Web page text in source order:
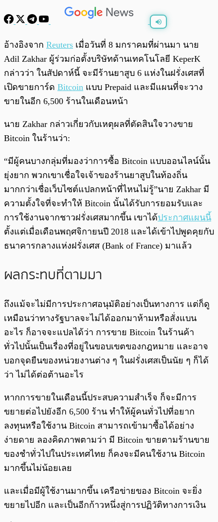
อ้างอิงจาก Reuters เมื่อวันที่ 8 มกราคมที่ผ่านมา นาย
Adil Zakhar ผู้ร่วมก่อตั้งบริษัทด้านเทคโนโลยี KeperK
กล่าวว่า ในสัปดาห์นี้ จะมีร้านยาสูบ 6 แห่งในฝรั่งเศสที่
เปิดขายการ์ด Bitcoin แบบ Prepaid และมีแผนที่จะวาง
ขายในอีก 6,500 ร้านในเดือนหน้า
นาย Zakhar กล่าวเกี่ยวกับเหตุผลที่ตัดสินใจวางขาย
Bitcoin ในร้านว่า:
“มีผู้คนบางกลุ่มที่มองว่าการซื้อ Bitcoin แบบออนไลน์นั้น
ยุ่งยาก พวกเขาเชื่อใจเจ้าของร้านยาสูบในท้องถิ่น
มากกว่าเชื่อเว็บไซต์แปลกหน้าที่ไหนไม่รู้”นาย Zakhar มี
ความตั้งใจที่จะทำให้ Bitcoin นั้นได้รับการยอมรับและ
การใช้งานจากชาวฝรั่งเศสมากขึ้น เขาได้ประกาศแผนนี้
ตั้งแต่เมื่อเดือนพฤศจิกายนปี 2018 และได้เข้าไปพูดคุยกับ
ธนาคารกลางแห่งฝรั่งเศส (Bank of France) มาแล้ว
ผลกระทบที่ตามมา
ถึงแม้จะไม่มีการประกาศอนุมัติอย่างเป็นทางการ แต่ก็ดู
เหมือนว่าทางรัฐบาลจะไม่ได้ออกมาห้ามหรือสั่งแบน
อะไร ก็อาจจะแปลได้ว่า การขาย Bitcoin ในร้านค้า
ทั่วไปนั้นเป็นเรื่องที่อยู่ในขอบเขตของกฎหมาย และอาจ
บอกจุดยืนของหน่วยงานต่าง ๆ ในฝรั่งเศสเป็นนัย ๆ ก็ได้
ว่า ไม่ได้ต่อต้านอะไร
หากการขายในเดือนนี้ประสบความสำเร็จ ก็จะมีการ
ขยายต่อไปยังอีก 6,500 ร้าน ทำให้ผู้คนทั่วไปที่อยาก
ลงทุนหรือใช้งาน Bitcoin สามารถเข้ามาซื้อได้อย่าง
ง่ายดาย ลองคิดภาพตามว่า มี Bitcoin ขายตามร้านขาย
ของชำทั่วไปในประเทศไทย ก็คงจะมีคนใช้งาน Bitcoin
มากขึ้นไม่น้อยเลย
และเมื่อมีผู้ใช้งานมากขึ้น เครือข่ายของ Bitcoin จะยิ่ง
ขยายไปอีก และเป็นอีกก้าวหนึ่งสู่การปฏิวัติทางการเงิน